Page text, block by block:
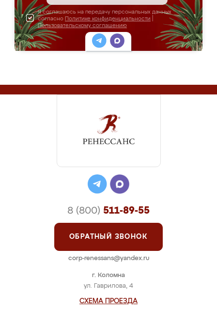
Я соглашаюсь на передачу персональных данных
согласно Политике конфиденциальности
Пользовательскому соглашению
г. Коломна
ул. Гаврилова, 4
СХЕМА ПРОЕЗДА
8 (800) 511-89-55
ОБРАТНЫЙ ЗВОНОК
corp-renessans@yandex.ru